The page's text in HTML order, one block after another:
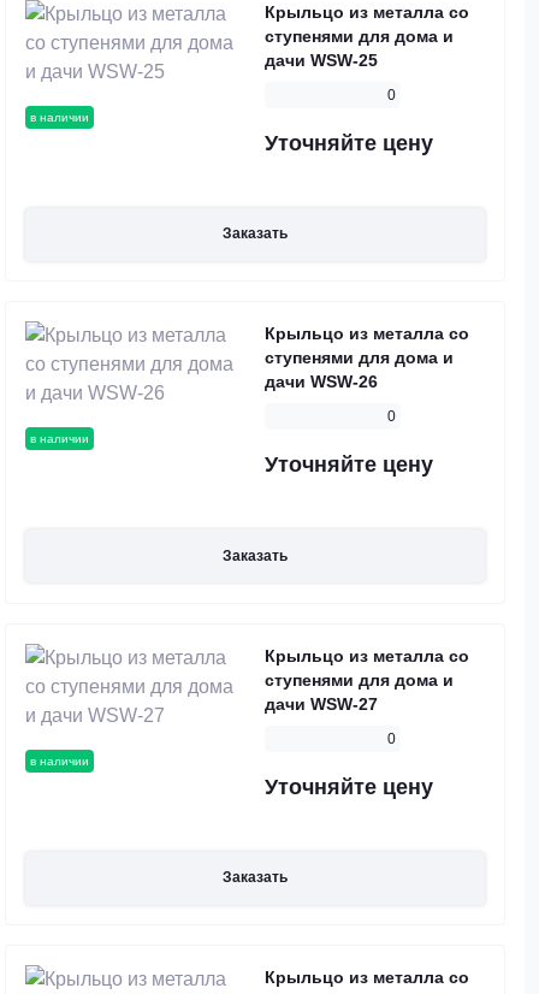
в наличии
Крыльцо из металла со
ступенями для дома и
дачи WSW-25
0
Уточняйте цену
Заказать
в наличии
Крыльцо из металла со
ступенями для дома и
дачи WSW-26
0
Уточняйте цену
Заказать
в наличии
Крыльцо из металла со
ступенями для дома и
дачи WSW-27
0
Уточняйте цену
Заказать
Крыльцо из металла со